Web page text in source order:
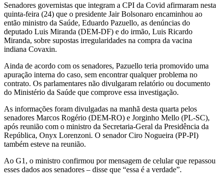
Senadores governistas que integram a CPI da Covid afirmaram nesta
quinta-feira (24) que o presidente Jair Bolsonaro encaminhou ao
então ministro da Saúde, Eduardo Pazuello, as denúncias do
deputado Luis Miranda (DEM-DF) e do irmão, Luis Ricardo
Miranda, sobre supostas irregularidades na compra da vacina
indiana Covaxin.
Ainda de acordo com os senadores, Pazuello teria promovido uma
apuração interna do caso, sem encontrar qualquer problema no
contrato. Os parlamentares não divulgaram relatório ou documento
do Ministério da Saúde que comprove essa investigação.
As informações foram divulgadas na manhã desta quarta pelos
senadores Marcos Rogério (DEM-RO) e Jorginho Mello (PL-SC),
após reunião com o ministro da Secretaria-Geral da Presidência da
República, Onyx Lorenzoni. O senador Ciro Nogueira (PP-PI)
também esteve na reunião.
Ao G1, o ministro confirmou por mensagem de celular que repassou
esses dados aos senadores – disse que “essa é a verdade”.